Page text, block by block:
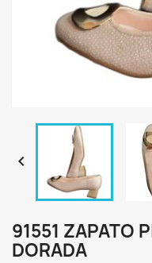

91551 ZAPATO
DORADA